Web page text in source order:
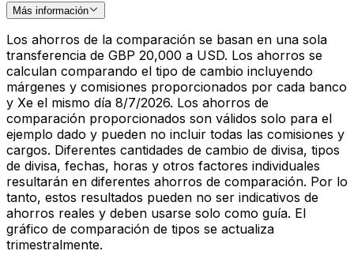
Más información
Los ahorros de la comparación se basan en una sola
transferencia de GBP 20,000 a USD. Los ahorros se
calculan comparando el tipo de cambio incluyendo
márgenes y comisiones proporcionados por cada banco
y Xe el mismo día 8/7/2026. Los ahorros de
comparación proporcionados son válidos solo para el
ejemplo dado y pueden no incluir todas las comisiones y
cargos. Diferentes cantidades de cambio de divisa, tipos
de divisa, fechas, horas y otros factores individuales
resultarán en diferentes ahorros de comparación. Por lo
tanto, estos resultados pueden no ser indicativos de
ahorros reales y deben usarse solo como guía. El
gráfico de comparación de tipos se actualiza
trimestralmente.